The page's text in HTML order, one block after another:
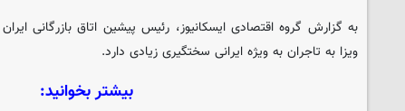
به گزارش گروه اقتصادیایسکانیوز، رئیس پیشین اتاق بازرگانی
ویزا به تاجران به ویژه ایرانی سختگیری زیادی دارد.
بیشتر بخوانید: